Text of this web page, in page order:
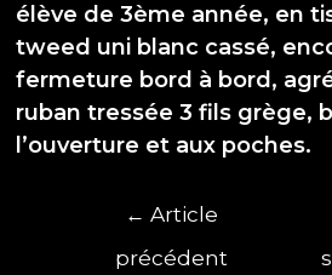
élève de 3ème année, en
tweed uni blanc cassé,
fermeture bord à bord,
ruban tressée 3 fils grège,
l’ouverture et aux poches.
← Article
précédent